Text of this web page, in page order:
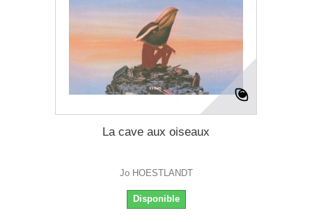
La cave aux oiseaux
Jo HOESTLANDT
Disponible